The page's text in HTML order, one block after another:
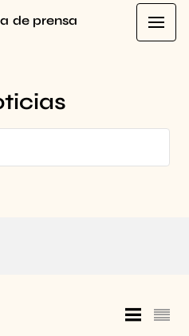
de prensa